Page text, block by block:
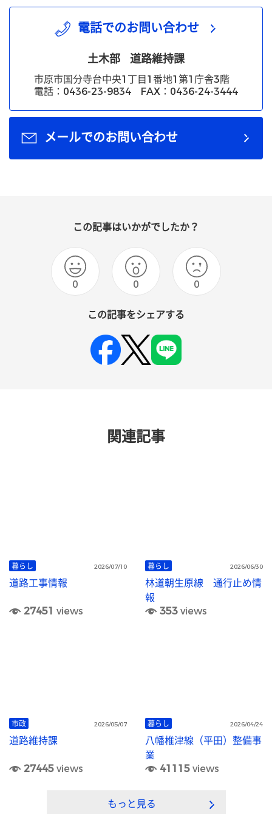
電話でのお問い合わせ
土木部 道路維持課
市原市国分寺台中央1丁目1番地1第1庁舎3階
電話：0436-23-9834 FAX：0436-24-3444
メールでのお問い合わせ
この記事はいかがでしたか？
0 0 0
この記事をシェアする
関連記事
暮らし 2026/07/10
道路工事情報
27451 views
暮らし 2026/06/30
林道朝生原線 通行止め情
報
353views
市政 2026/05/07
道路維持課
27445views
暮らし 2026/04/24
八幡椎津線（平田）整備事
業
41115views
もっと見る